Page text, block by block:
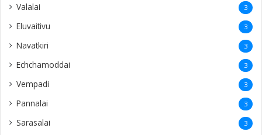
Valalai 3
Eluvaitivu 3
Navatkiri 3
Echchamoddai 3
Vempadi 3
Pannalai 3
Sarasalai 3